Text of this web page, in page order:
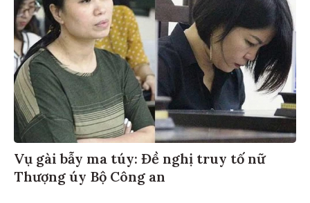
Vụ gài bẫy ma túy: Đề nghị truy tố nữ
Thượng úy Bộ Công an